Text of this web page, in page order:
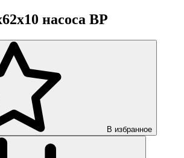
насоса BP
В избранное